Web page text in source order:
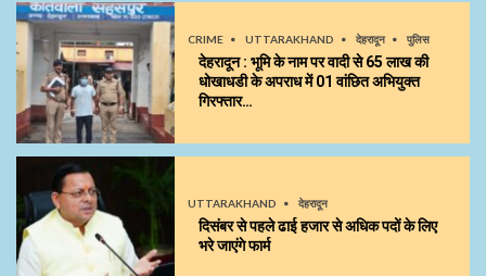
CRIME UTTARAKHAND देहरादून पुलिस
देहरादून : भूमि के नाम पर वादी से 65 लाख की
धोखाधडी के अपराध में 01 वांछित अभियुक्त
गिरफ्तार…
UTTARAKHAND देहरादून
दिसंबर से पहले ढाई हजार से अधिक पदों के लिए
भरे जाएंगे फार्म